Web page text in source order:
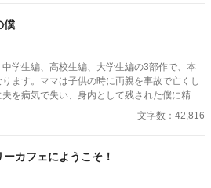
ご馳走になるほど親密に。 優しくて穏やかで
っぴり刺激的な同居生活（？）がはじまる。
僕
中学生編、高校生編、大学生編の3部作で、本
ます。ママは子供の時に両親を事故で亡くし
を病気で失い、身内として残された僕に精神
になる。幼少期の「僕」はそのママの依存が
に甘える閉鎖的な生活を当たり前のことと考
理すべきものと疑わず、ママも戸惑いながら
僕」に満足する。ママも僕もそうした行為が少
反していることは理解しているが、ママとの
文字数：42,816
カフェにようこそ！